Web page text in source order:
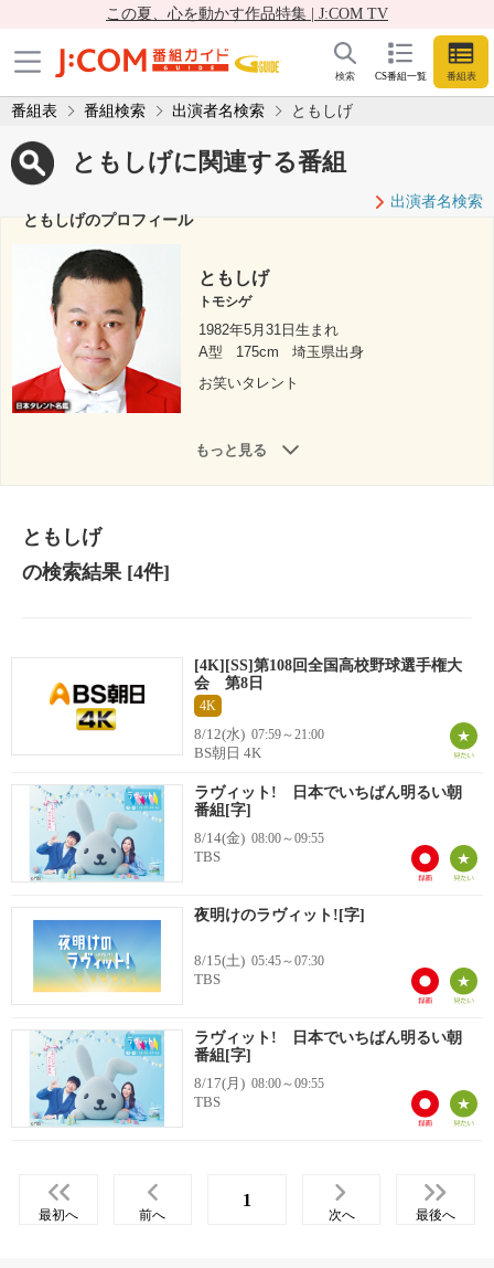
この夏、心を動かす作品特集 | J:COM TV
CS番組一覧 番組表
検索
番組表 番組検索 出演者名検索 ともしげ
ともしげに関連する番組
出演者名検索
ともしげのプロフィール
ともしげ
トモシゲ
1982年5月31日生まれ
A型
175cm
埼玉県出身
お笑いタレント
もっと見る
ともしげ
の検索結果[4件]
[4K][SS]第108回全国高校野球選手権大
会 第8日
4K
8/12(水) 07:59～21:00
BS朝日 4K
ラヴィット! 日本でいちばん明るい朝
番組[字]
8/14(金) 08:00～09:55
TBS
夜明けのラヴィット![字]
8/15(土) 05:45～07:30
TBS
ラヴィット! 日本でいちばん明るい朝
番組[字]
8/17(月) 08:00～09:55
TBS
最初へ 前へ
1
次へ 最後へ